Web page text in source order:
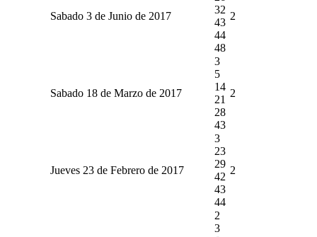
Sabado 3 de Junio de 2017
32
43
44
48
2
Sabado 18 de Marzo de 2017
3
5
14
21
28
43
2
Jueves 23 de Febrero de 2017
3
23
29
42
43
44
2
2
3